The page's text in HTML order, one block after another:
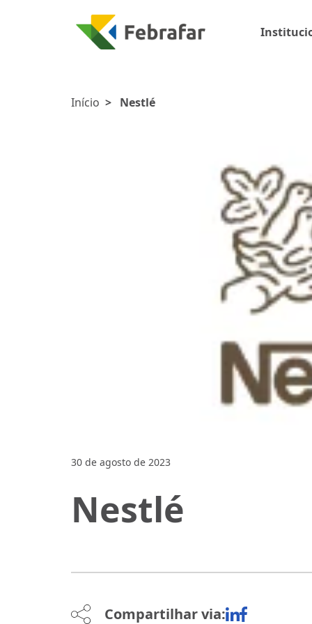
Início > Nestlé
30 de agosto de 2023
Nestlé
Compartilhar via: